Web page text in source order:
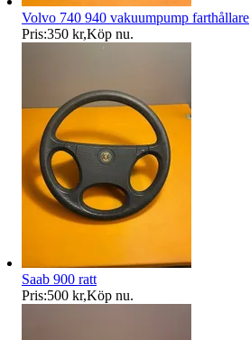
Volvo 740 940 vakuumpump farthållare
Pris:350 kr,Köp nu.
Saab 900 ratt
Pris:500 kr,Köp nu.